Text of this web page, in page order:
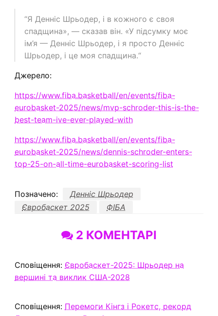
“Я Денніс Шрьодер, і в кожного є своя
спадщина», — сказав він. «У підсумку моє
ім’я — Денніс Шрьодер, і я просто Денніс
Шрьодер, і це моя спадщина.“
Джерело:
https://www.fiba.basketball/en/events/fiba-
eurobasket-2025/news/mvp-schroder-this-is-the-
best-team-ive-ever-played-with
https://www.fiba.basketball/en/events/fiba-
eurobasket-2025/news/dennis-schroder-enters-
top-25-on-all-time-eurobasket-scoring-list
Позначено:
Денніс Шрьодер
Євробаскет 2025
ФІБА
2 КОМЕНТАРІ
Сповіщення: Євробаскет-2025: Шрьодер на
вершині та виклик США-2028
Сповіщення: Перемоги Кінгз і Рокетс, рекорд